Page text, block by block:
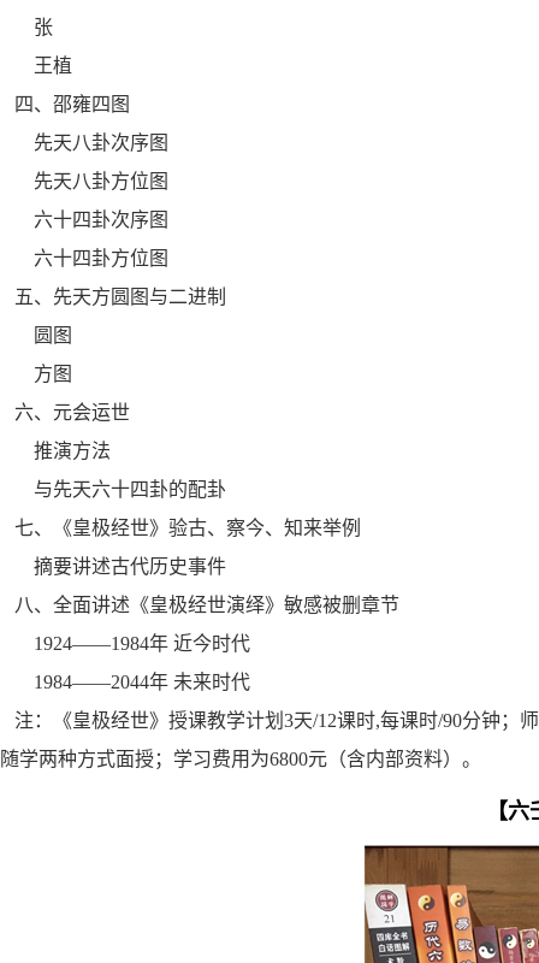
张
王植
四、邵雍四图
先天八卦次序图
先天八卦方位图
六十四卦次序图
六十四卦方位图
五、先天方圆图与二进制
圆图
方图
六、元会运世
推演方法
与先天六十四卦的配卦
七、《皇极经世》验古、察今、知来举例
摘要讲述古代历史事件
八、全面讲述《皇极经世演绎》敏感被删章节
1924――1984年 近今时代
1984――2044年 未来时代
注：《皇极经世》授课教学计划3天/12课时,每课时/90分钟；
随学两种方式面授；学习费用为6800元（含内部资料）。
【